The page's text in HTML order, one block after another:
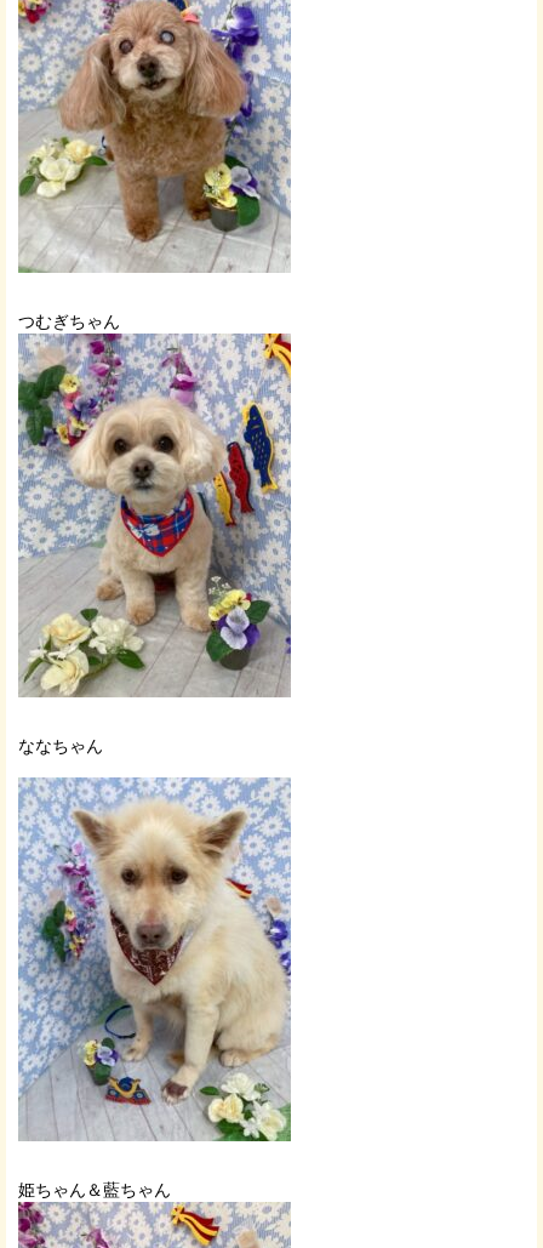
つむぎちゃん
ななちゃん
姫ちゃん＆藍ちゃん